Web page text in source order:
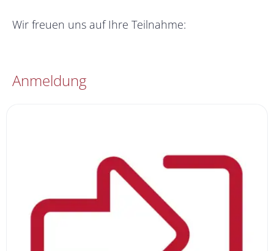
Wir freuen uns auf Ihre Teilnahme:
Anmeldung